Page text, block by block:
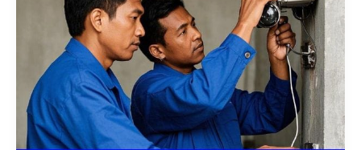
dengan
CCTV
Modern
Tebet